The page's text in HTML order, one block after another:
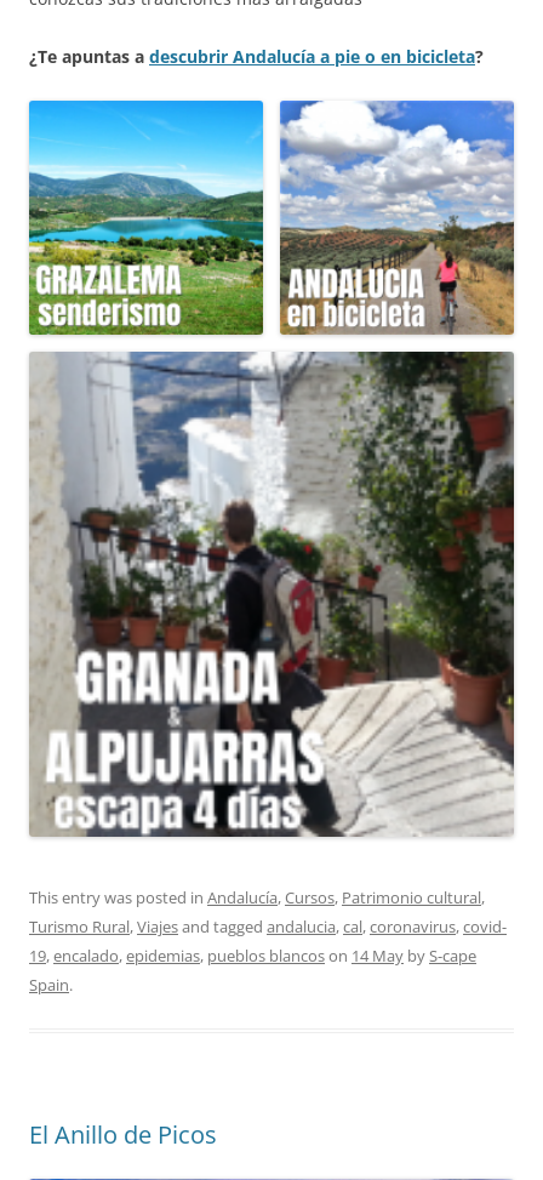
¿Te apuntas a descubrir Andalucía a pie o en bicicleta?
This entry was posted in Andalucía,Cursos, Patrimonio cultural,
Turismo Rural,Viajesand tagged andalucia,cal,coronavirus,covid-
19,encalado,epidemias, pueblos blancoson 14 May byS-cape
Spain.
El Anillo de Picos